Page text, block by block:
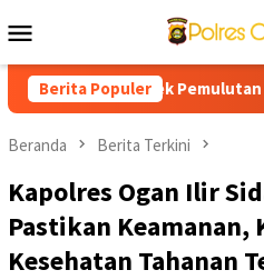
ke
Mobile
Berita Populer
Polsek Pemulutan Perkuat
Beranda Berita Terkini
Kapolres Ogan Ilir
Pastikan Keamanan,
Kesehatan Tahanan